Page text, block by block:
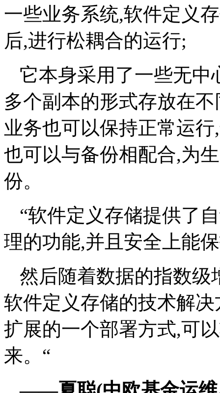
一些业务系统,软件定义
后,进行松耦合的运行;
它本身采用了一些无中
多个副本的形式存放在
业务也可以保持正常运
也可以与备份相配合,为
份。
“软件定义存储提供了
理的功能,并且安全上能
然后随着数据的指数级
软件定义存储的技术解
扩展的一个部署方式,可
来。“